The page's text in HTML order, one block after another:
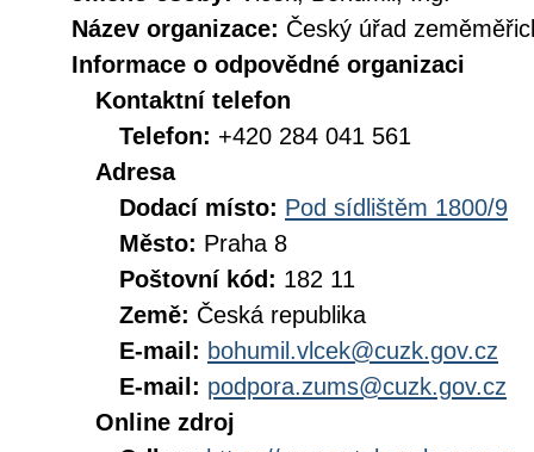
Název organizace: Český úřad
Informace o odpovědné organizaci
Kontaktní telefon
Telefon: +420 284 041 561
Adresa
Dodací místo: Pod sídlištěm 1800/9
Město: Praha 8
Poštovní kód: 182 11
Země: Česká republika
E-mail: bohumil.vlcek@cuzk.gov.cz
E-mail: podpora.zums@cuzk.gov.cz
Online zdroj